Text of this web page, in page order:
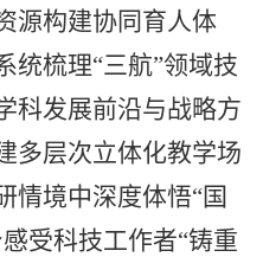
源构建协同育人体
统梳理“三航”领域技
科发展前沿与战略方
多层次立体化教学场
情境中深度体悟“国
受科技工作者“铸重